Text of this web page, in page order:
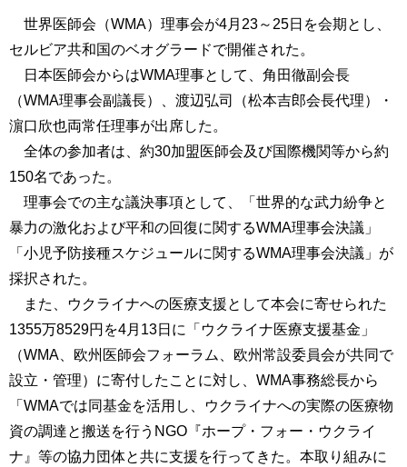
世界医師会（WMA）理事会が4月23～25日を会期とし、
セルビア共和国のベオグラードで開催された。
日本医師会からはWMA理事として、角田徹副会長
（WMA理事会副議長）、渡辺弘司（松本吉郎会長代理）・
濵口欣也両常任理事が出席した。
全体の参加者は、約30加盟医師会及び国際機関等から約
150名であった。
理事会での主な議決事項として、「世界的な武力紛争と
暴力の激化および平和の回復に関するWMA理事会決議」
「小児予防接種スケジュールに関するWMA理事会決議」が
採択された。
また、ウクライナへの医療支援として本会に寄せられた
1355万8529円を4月13日に「ウクライナ医療支援基金」
（WMA、欧州医師会フォーラム、欧州常設委員会が共同で
設立・管理）に寄付したことに対し、WMA事務総長から
「WMAでは同基金を活用し、ウクライナへの実際の医療物
資の調達と搬送を行うNGO『ホープ・フォー・ウクライ
ナ』等の協力団体と共に支援を行ってきた。本取り組みに